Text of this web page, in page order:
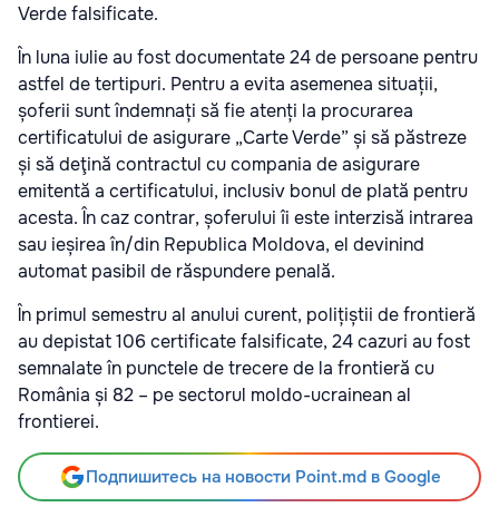
Verde falsificate.
În luna iulie au fost documentate 24 de persoane pentru
astfel de tertipuri. Pentru a evita asemenea situații,
șoferii sunt îndemnați să fie atenți la procurarea
certificatului de asigurare „Carte Verde” și să păstreze
și să deţină contractul cu compania de asigurare
emitentă a certificatului, inclusiv bonul de plată pentru
acesta. În caz contrar, șoferului îi este interzisă intrarea
sau ieșirea în/din Republica Moldova, el devinind
automat pasibil de răspundere penală.
În primul semestru al anului curent, polițiștii de frontieră
au depistat 106 certificate falsificate, 24 cazuri au fost
semnalate în punctele de trecere de la frontieră cu
România și 82 – pe sectorul moldo-ucrainean al
frontierei.
Подпишитесь на новости Point.md в Google